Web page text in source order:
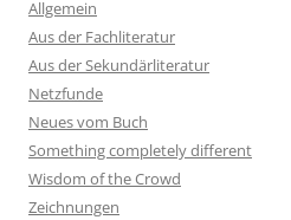
Allgemein
Aus der Fachliteratur
Aus der Sekundärliteratur
Netzfunde
Neues vom Buch
Something completely different
Wisdom of the Crowd
Zeichnungen